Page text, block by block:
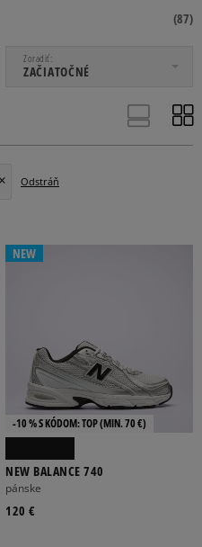
(87)
Zoradiť
ZAČIATOČNÉ
CONVERSE DR. MARTENS
Odstráň
NEW
-10 % S KÓDOM: TOP (MIN. 70 €)
NEW BALANCE 740
pánske
120 €